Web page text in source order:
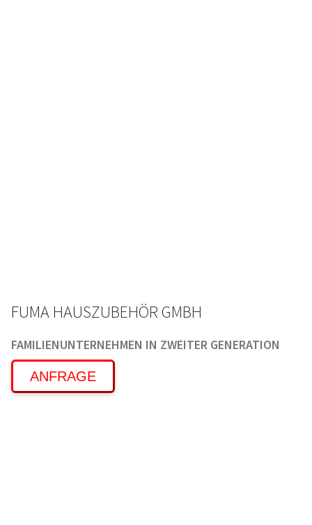
FUMA HAUSZUBEHÖR GMBH
FAMILIENUNTERNEHMEN IN ZWEITER GENERATION
ANFRAGE